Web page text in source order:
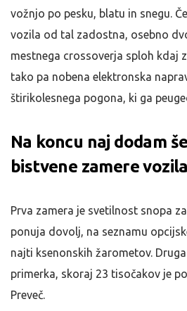
vožnjo po pesku, blatu in snegu.
vozila od tal zadostna, osebno
mestnega crossoverja sploh kdaj
tako pa nobena elektronska
štirikolesnega pogona, ki ga
Na koncu naj dodam
bistvene zamere
Prva zamera je svetilnost snopa
ponuja dovolj, na seznamu
najti ksenonskih žarometov.
primerka, skoraj 23 tisočakov je
Preveč.